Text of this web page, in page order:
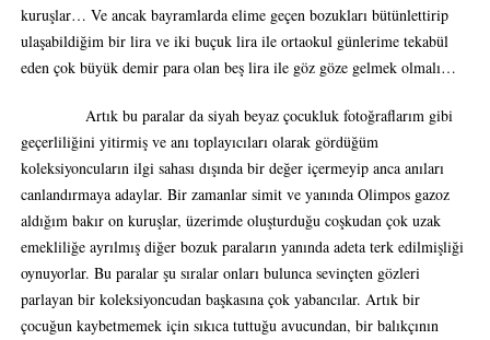
kuruşlar… Ve ancak bayramlarda elime geçen bozukları bütünlettirip
ulaşabildiğim bir lira ve iki buçuk lira ile ortaokul günlerime tekabül
eden çok büyük demir para olan beş lira ile göz göze gelmek olmalı…
Artık bu paralar da siyah beyaz çocukluk fotoğraflarım gibi
geçerliliğini yitirmiş ve anı toplayıcıları olarak gördüğüm
koleksiyoncuların ilgi sahası dışında bir değer içermeyip anca anıları
canlandırmaya adaylar. Bir zamanlar simit ve yanında Olimpos gazoz
aldığım bakır on kuruşlar, üzerimde oluşturduğu coşkudan çok uzak
emekliliğe ayrılmış diğer bozuk paraların yanında adeta terk edilmişliği
oynuyorlar. Bu paralar şu sıralar onları bulunca sevinçten gözleri
parlayan bir koleksiyoncudan başkasına çok yabancılar. Artık bir
çocuğun kaybetmemek için sıkıca tuttuğu avucundan, bir balıkçının